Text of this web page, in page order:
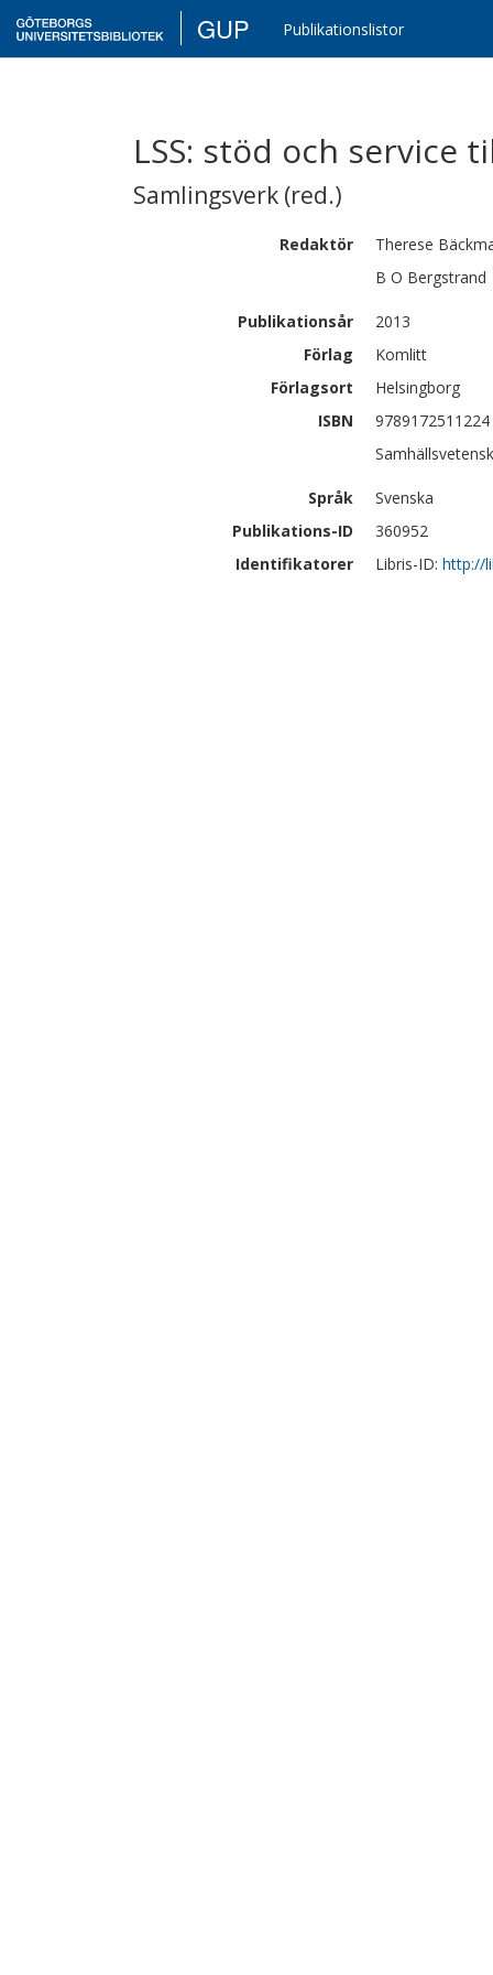
GUP Publikationslistor
LSS: stöd och service
Samlingsverk (red.)
Redaktör Therese
B O Bergstrand
Publikationsår
2013
Förlag
Komlitt
Förlagsort
Helsingborg
ISBN
9789172511224
Språk
Svenska
Publikations-ID
360952
Identifikatorer
Libris-ID: http://